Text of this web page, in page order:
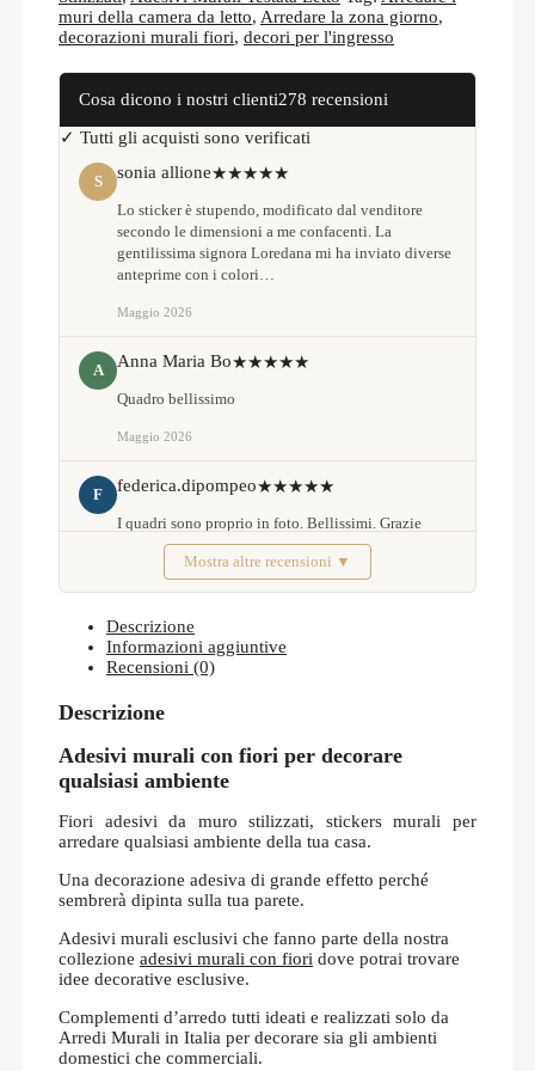
muri della camera da letto, Arredare la zona giorno,
decorazioni murali fiori, decori per l'ingresso
Cosa dicono i nostri clienti278 recensioni
✓ Tutti gli acquisti sono verificati
S sonia allione★★★★★
Lo sticker è stupendo, modificato dal venditore
secondo le dimensioni a me confacenti. La
gentilissima signora Loredana mi ha inviato diverse
anteprime con i colori…
Maggio 2026
A Anna Maria Bo★★★★★
Quadro bellissimo
Maggio 2026
F federica.dipompeo★★★★★
I quadri sono proprio in foto. Bellissimi. Grazie
Febbraio 2026Mostra altre recensioni ▼
Descrizione
Informazioni aggiuntive
Recensioni (0)
Descrizione
Adesivi murali con fiori per decorare
qualsiasi ambiente
Fiori adesivi da muro stilizzati, stickers murali per
arredare qualsiasi ambiente della tua casa.
Una decorazione adesiva di grande effetto perché
sembrerà dipinta sulla tua parete.
Adesivi murali esclusivi che fanno parte della nostra
collezione adesivi murali con fiori dove potrai trovare
idee decorative esclusive.
Complementi d’arredo tutti ideati e realizzati solo da
Arredi Murali in Italia per decorare sia gli ambienti
domestici che commerciali.